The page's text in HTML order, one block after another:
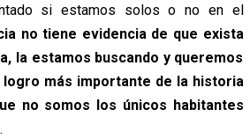
si estamos solos o no en el
no tiene evidencia de que exista
la estamos buscando y queremos
más importante de la historia
no somos los únicos habitantes